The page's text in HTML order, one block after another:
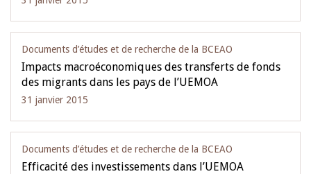
Documents d’études et de recherche de la BCEAO
Impacts macroéconomiques des transferts de fonds
des migrants dans les pays de l’UEMOA
31 janvier 2015
Documents d’études et de recherche de la BCEAO
Efficacité des investissements dans l’UEMOA